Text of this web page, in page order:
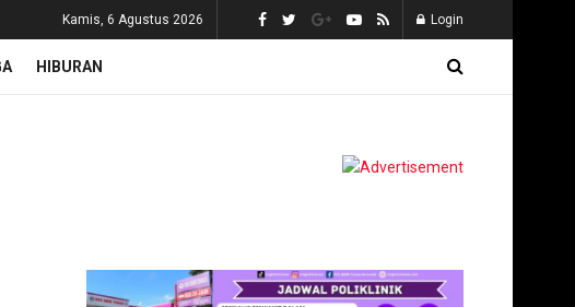
Kamis, 6 Agustus 2026 Login
HIBURAN